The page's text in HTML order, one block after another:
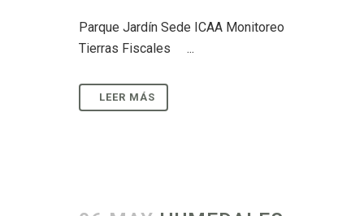
Parque Jardín Sede ICAA Monitoreo
Tierras Fiscales ...